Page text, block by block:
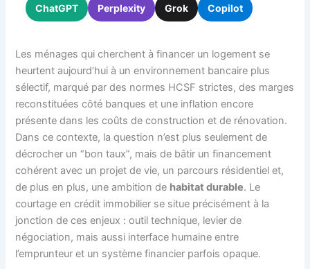
ChatGPT Perplexity Grok Copilot
Les ménages qui cherchent à financer un logement se
heurtent aujourd’hui à un environnement bancaire plus
sélectif, marqué par des normes HCSF strictes, des marges
reconstituées côté banques et une inflation encore
présente dans les coûts de construction et de rénovation.
Dans ce contexte, la question n’est plus seulement de
décrocher un “bon taux”, mais de bâtir un financement
cohérent avec un projet de vie, un parcours résidentiel et,
de plus en plus, une ambition de habitat durable. Le
courtage en crédit immobilier se situe précisément à la
jonction de ces enjeux : outil technique, levier de
négociation, mais aussi interface humaine entre
l’emprunteur et un système financier parfois opaque.